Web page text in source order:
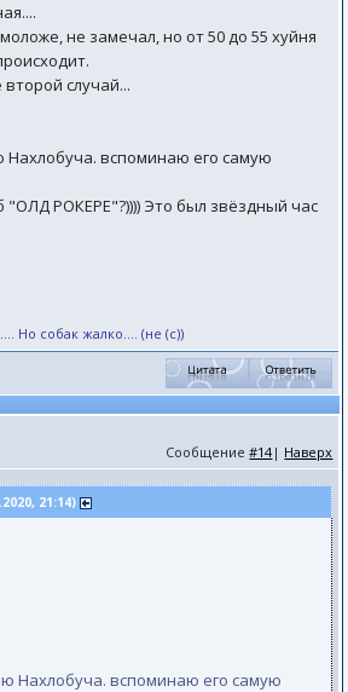
не замечал, но от 50 до 55 хуйня
случай...
Нахлобуча. вспоминаю его самую
"ОЛД РОКЕРЕ"?)))) Это был звёздный час
Но собак жалко.... (не (с))
Сообщение#14| Наверх
21:14)
Нахлобуча. вспоминаю его самую